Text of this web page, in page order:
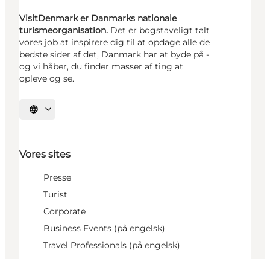
VisitDenmark er Danmarks nationale
turismeorganisation. Det er bogstaveligt talt
vores job at inspirere dig til at opdage alle de
bedste sider af det, Danmark har at byde på -
og vi håber, du finder masser af ting at
opleve og se.
Vælg sprog
Vores sites
Presse
Turist
Corporate
Business Events (på engelsk)
Travel Professionals (på engelsk)